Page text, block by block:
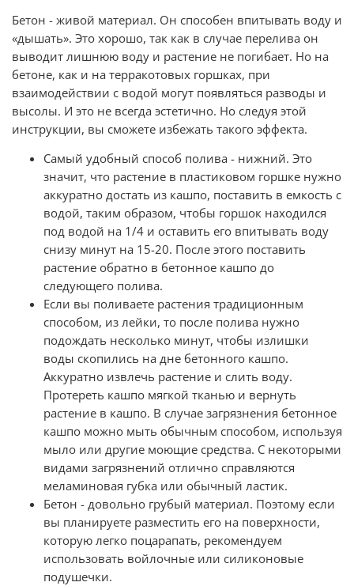
Бетон - живой материал. Он способен впитывать воду и
«дышать». Это хорошо, так как в случае перелива он
выводит лишнюю воду и растение не погибает. Но на
бетоне, как и на терракотовых горшках, при
взаимодействии с водой могут появляться разводы и
высолы. И это не всегда эстетично. Но следуя этой
инструкции, вы сможете избежать такого эффекта.
Самый удобный способ полива - нижний. Это
значит, что растение в пластиковом горшке нужно
аккуратно достать из кашпо, поставить в емкость с
водой, таким образом, чтобы горшок находился
под водой на 1/4 и оставить его впитывать воду
снизу минут на 15-20. После этого поставить
растение обратно в бетонное кашпо до
следующего полива.
Если вы поливаете растения традиционным
способом, из лейки, то после полива нужно
подождать несколько минут, чтобы излишки
воды скопились на дне бетонного кашпо.
Аккуратно извлечь растение и слить воду.
Протереть кашпо мягкой тканью и вернуть
растение в кашпо. В случае загрязнения бетонное
кашпо можно мыть обычным способом, используя
мыло или другие моющие средства. С некоторыми
видами загрязнений отлично справляются
меламиновая губка или обычный ластик.
Бетон - довольно грубый материал. Поэтому если
вы планируете разместить его на поверхности,
которую легко поцарапать, рекомендуем
использовать войлочные или силиконовые
подушечки.